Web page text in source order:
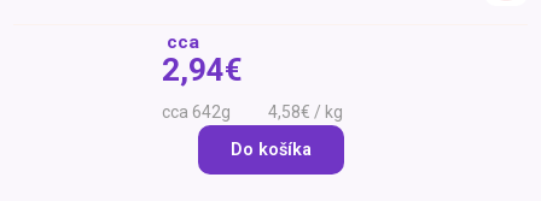
Darčekové
poukazy
Recepty
2,94€
642g 4,58€ / kg
Do košíka